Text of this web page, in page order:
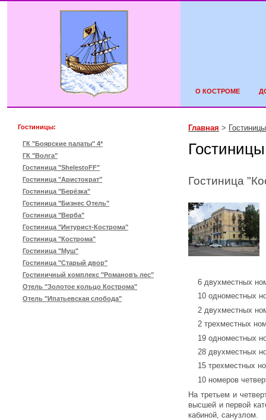
О КОСТРОМЕ
Гостиницы:
ГК "Боярские палаты" 4*
ГК "Волга"
Гостиница "ShelestoFF"
Гостиница "Аристократ"
Гостиница "Берёзка"
Гостиница "Бизнес Отель"
Гостиница "Верба"
Гостиница "Интурист-Кострома"
Гостиница "Кострома"
Гостиница "Муш"
Гостиница "Старый двор"
Гостиничный комплекс "Романовъ лес"
Отель "Золотое кольцо Кострома"
Отель "Ипатьевская слобода"
Главная >
Гостиница
6 двухместных
10 одноместных
2 двухместных
2 трехместных
19 одноместных
28 двухместных
15 трехместных
10 номеров
На третьем и
высшей и первой
кабиной, санузлом.